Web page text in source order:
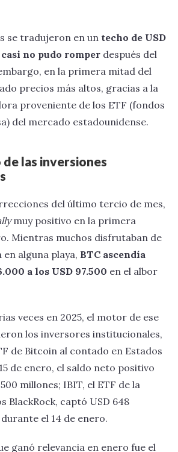
se tradujeron en un techo de USD
no pudo romper después del
en la primera mitad del
precios más altos, gracias a la
proveniente de los ETF (fondos
del mercado estadounidense.
las inversiones
del último tercio de mes,
muy positivo en la primera
Mientras muchos disfrutaban de
alguna playa, BTC ascendía
a los USD 97.500 en el albor
veces en 2025, el motor de ese
los inversores institucionales,
de Bitcoin al contado en Estados
de enero, el saldo neto positivo
millones; IBIT, el ETF de la
BlackRock, captó USD 648
el 14 de enero.
ganó relevancia en enero fue el